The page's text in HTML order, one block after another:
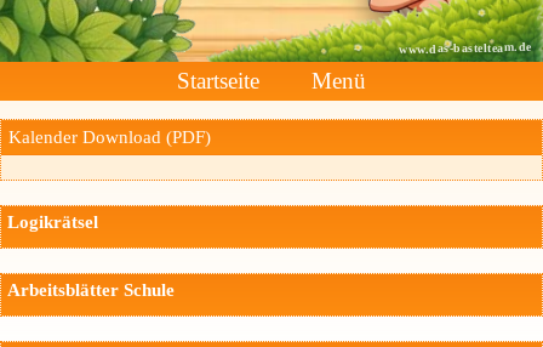
www.das-bastelteam.de
Startseite Menü
Kalender Download (PDF)
Logikrätsel
Arbeitsblätter Schule